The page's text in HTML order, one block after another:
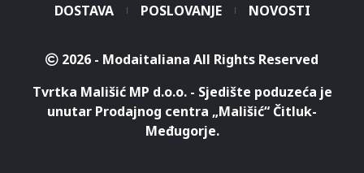
DOSTAVA
POSLOVANJE NOVOSTI
2026 - Modaitaliana All Rights Reserved
Tvrtka Mališić MP d.o.o. - Sjedište poduzeća je
unutar Prodajnog centra „Mališić“ Čitluk-
Međugorje.